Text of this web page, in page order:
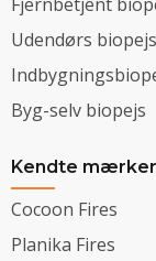
Udendørs biopejs
Byg-selv biopejs
Kendte mærker
Cocoon Fires
Planika Fires